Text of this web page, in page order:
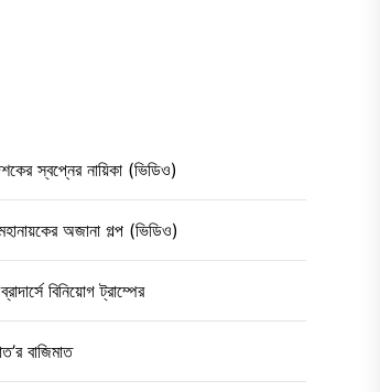
স্বপ্নের নায়িকা (ভিডিও)
অজানা গল্প (ভিডিও)
বিনিয়োগ ট্রাম্পের
বাজিমাত